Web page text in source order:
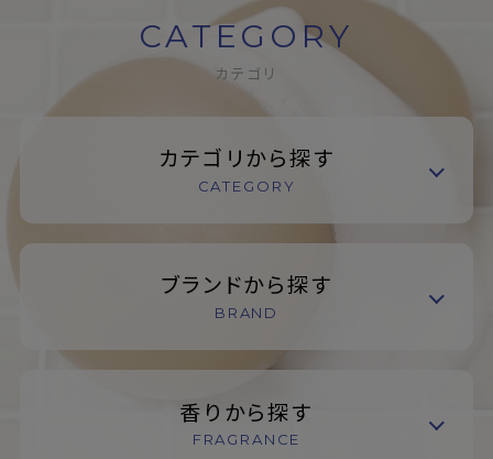
CATEGORY
カテゴリ
カテゴリから探す
CATEGORY
ブランドから探す
BRAND
香りから探す
FRAGRANCE